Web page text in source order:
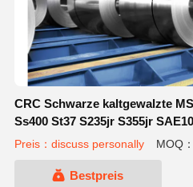
CRC Schwarze kaltgewalzte
Ss400 St37 S235jr S355jr
Preis：discuss personally MOQ
Bestpreis